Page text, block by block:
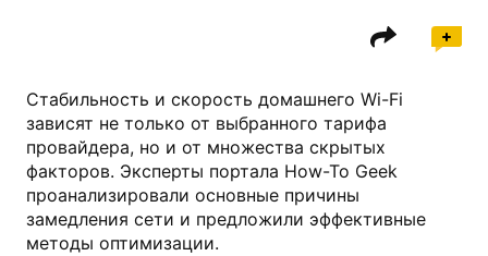
Стабильность и скорость домашнего Wi-Fi
зависят не только от выбранного тарифа
провайдера, но и от множества скрытых
факторов. Эксперты портала How-To Geek
проанализировали основные причины
замедления сети и предложили эффективные
методы оптимизации.